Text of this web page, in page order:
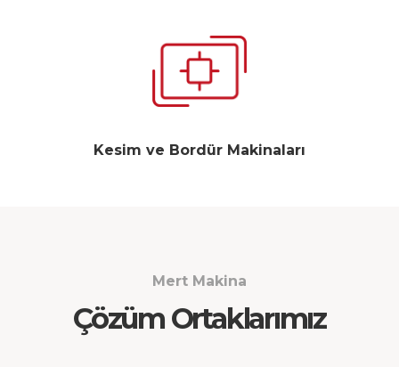
Kesim ve Bordür Makinaları
Mert Makina
Çözüm Ortaklarımız